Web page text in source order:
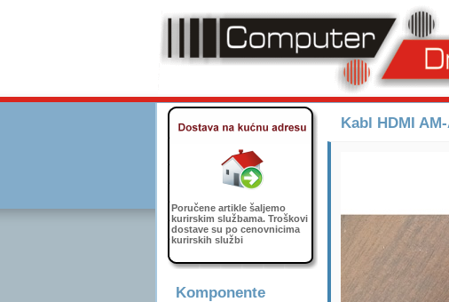
Poručene artikle šaljemo
kurirskim službama. Troškovi
dostave su po cenovnicima
kurirskih službi
Komponente
Kabl HDMI